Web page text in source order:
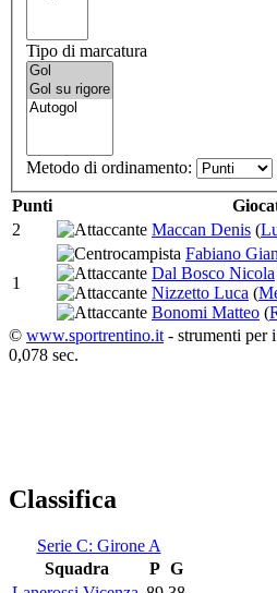
Tipo di marcatura
Metodo di ordinamento:
Punti
2
Maccan Denis (
1
Fabiano
Dal Bosco Nicola
Nizzetto Luca (
Bonomi Matteo (
© www.sportrentino.it - strumenti per
0,078 sec.
Classifica
Serie C: Girone A
Squadra
P G